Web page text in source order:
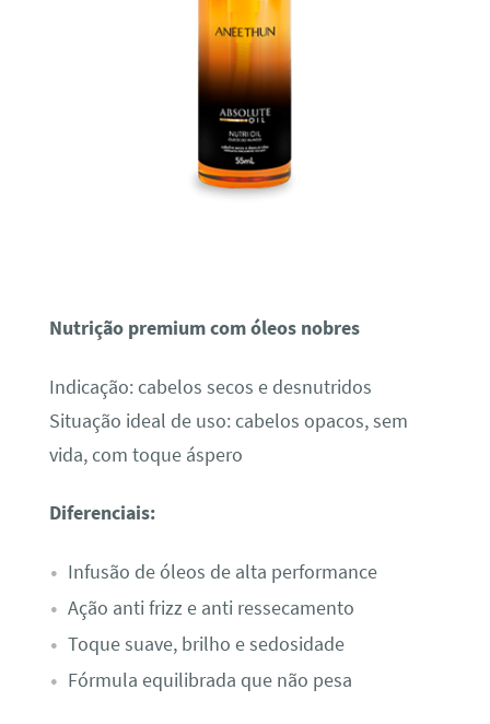
Nutrição premium com óleos nobres
Indicação: cabelos secos e desnutridos
Situação ideal de uso: cabelos opacos, sem
vida, com toque áspero
Diferenciais:
Infusão de óleos de alta performance
Ação anti frizz e anti ressecamento
Toque suave, brilho e sedosidade
Fórmula equilibrada que não pesa